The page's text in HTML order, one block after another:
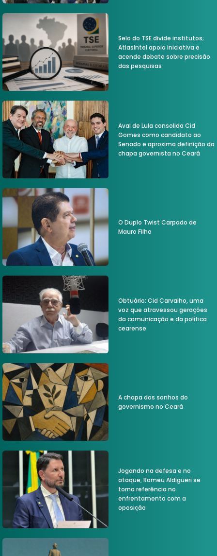
Selo do TSE divide institutos;
AtlasIntel apoia iniciativa e
acende debate sobre precisão
das pesquisas
Aval de Lula consolida Cid
Gomes como candidato ao
Senado e aproxima definição da
chapa governista no Ceará
O Duplo Twist Carpado de
Mauro Filho
Obtuário: Cid Carvalho, uma
voz que atravessou gerações
da comunicação e da política
cearense
A chapa dos sonhos do
governismo no Ceará
Jogando na defesa e no
ataque, Romeu Aldigueri se
torna referência no
enfrentamento com a
oposição